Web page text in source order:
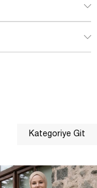
Kategoriye Git